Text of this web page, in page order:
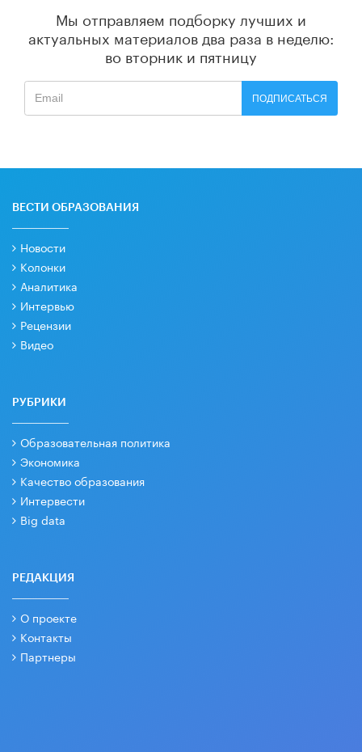
Мы отправляем подборку лучших и
актуальных материалов два раза в неделю:
во вторник и пятницу
ПОДПИСАТЬСЯ
ВЕСТИ ОБРАЗОВАНИЯ
Новости
Колонки
Аналитика
Интервью
Рецензии
Видео
РУБРИКИ
Образовательная политика
Экономика
Качество образования
Интервести
Big data
РЕДАКЦИЯ
О проекте
Контакты
Партнеры